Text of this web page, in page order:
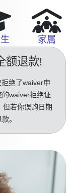
家属
额退款!
绝了waiver申
waiver拒绝证
但若你误购日期
。